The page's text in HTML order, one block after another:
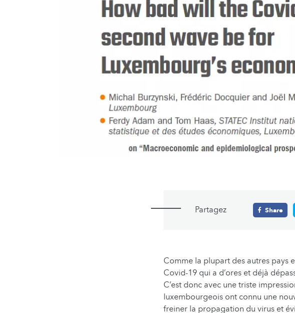
Partagez Share
Comme la plupart des autres pays
Covid-19 qui a d’ores et déjà
C’est donc avec une triste
luxembourgeois ont connu une
freiner la propagation du virus et